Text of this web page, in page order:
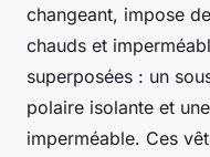
changeant, impose
chauds et
superposées : un
polaire isolante et
imperméable. Ces